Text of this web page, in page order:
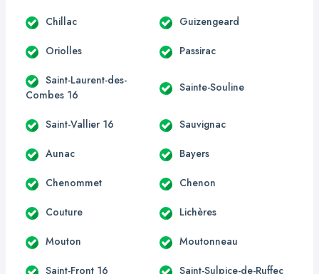
Chillac Guizengeard
Oriolles Passirac
Saint-Laurent-des-
Combes 16
Sainte-Souline
Saint-Vallier 16 Sauvignac
Aunac Bayers
Chenommet Chenon
Couture Lichères
Mouton Moutonneau
Saint-Front 16 Saint-Sulpice-de-Ruffec